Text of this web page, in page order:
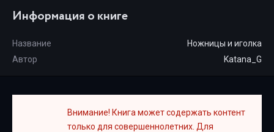
Информация о книге
Название
Ножницы и иголка
Автор
Katana_G
Внимание! Книга может содержать контент
только для совершеннолетних. Для